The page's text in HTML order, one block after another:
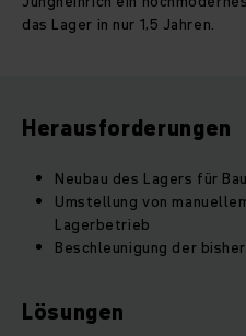
das Lager in nur 1,5 Jahren.
Herausforderungen
Neubau des Lagers für
Umstellung von
Lagerbetrieb
Beschleunigung der
Lösungen